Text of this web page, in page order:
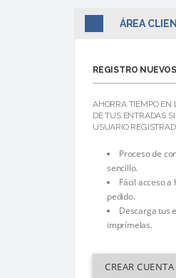
ÁREA
REGISTRO
AHORRA TIEMPO EN
DE TUS ENTRADAS SI
USUARIO
Proceso de
sencillo.
Fácil acceso a
pedido.
Descarga tus
imprímelas.
CREAR CUENTA